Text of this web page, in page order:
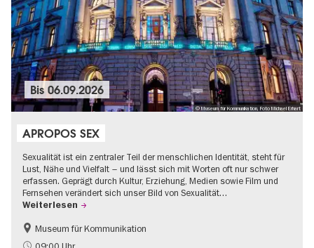
© Museum für Kommunikation, Foto Michael Erhart
Bis06.09.2026
APROPOS SEX
Sexualität ist ein zentraler Teil der menschlichen Identität, steht für
Lust, Nähe und Vielfalt – und lässt sich mit Worten oft nur schwer
erfassen. Geprägt durch Kultur, Erziehung, Medien sowie Film und
Fernsehen verändert sich unser Bild von Sexualität…
Weiterlesen
Politik & Gesellschaft
Teenager
Museum für Kommunikation